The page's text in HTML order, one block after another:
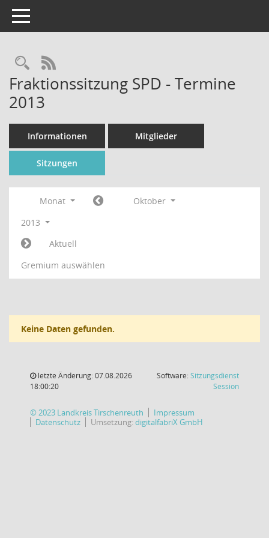
Toggle navigation
Rechercheauswahl
RSS-Feed
Fraktionssitzung SPD - Termine
2013
Informationen Mitglieder
Sitzungen
Monat
Oktober
2013
Aktuell
Gremium auswählen
Keine Daten gefunden.
letzte Änderung: 07.08.2026
18:00:20
Software:Sitzungsdienst
Session(Wird in
© 2023 Landkreis Tirschenreuth
Impressum
Datenschutz
Umsetzung:digitalfabriX GmbH